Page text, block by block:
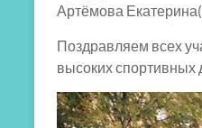
Артёмова
Поздравляем всех
высоких спортивных